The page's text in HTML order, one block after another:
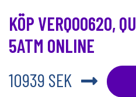
KÖP VERQ00620,
5ATM ONLINE
10939 SEK